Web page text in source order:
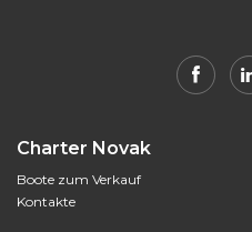
Charter Novak
Boote zum Verkauf
Kontakte